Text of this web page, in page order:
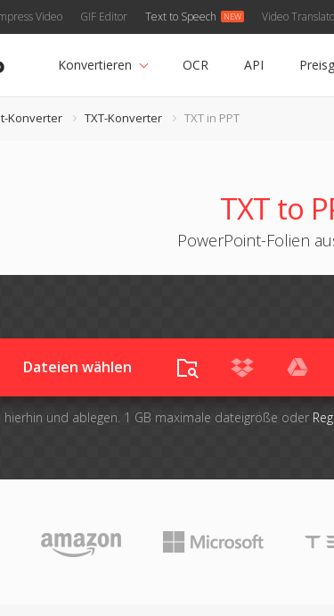
Video GIF Editor Text to Speech Video
Konvertieren OCR API
Konverter TXT-Konverter TXT in PPT
TXT to
PowerPoint-Folien
Dateien wählen
hierhin und ablegen. 1 GB maximale dateigröße oder